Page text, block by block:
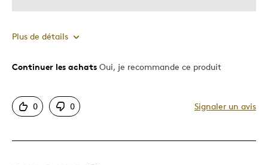
Plus de détails
Le pour
Motif attrayant
Très bonne qualité
Continuer les achats Oui, je recommande ce produit
0 0 Signaler un avis